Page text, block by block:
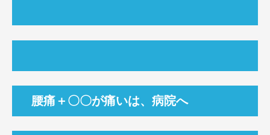
腰痛＋〇〇が痛いは、病院へ